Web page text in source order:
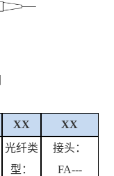
XX XX
光纤类
型：
接头：
FA---